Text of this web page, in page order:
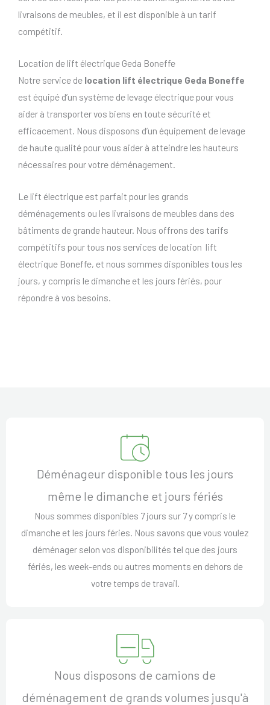
livraisons de meubles, et il est disponible à un tarif
compétitif.
Location de lift électrique Geda Boneffe
Notre service de location lift électrique Geda Boneffe
est équipé d’un système de levage électrique pour vous
aider à transporter vos biens en toute sécurité et
efficacement. Nous disposons d’un équipement de levage
de haute qualité pour vous aider à atteindre les hauteurs
nécessaires pour votre déménagement.
Le lift électrique est parfait pour les grands
déménagements ou les livraisons de meubles dans des
bâtiments de grande hauteur. Nous offrons des tarifs
compétitifs pour tous nos services de location lift
électrique Boneffe, et nous sommes disponibles tous les
jours, y compris le dimanche et les jours fériés, pour
répondre à vos besoins.
Déménageur disponible tous les jours
même le dimanche et jours fériés
Nous sommes disponibles 7 jours sur 7 y compris le
dimanche et les jours féries. Nous savons que vous voulez
déménager selon vos disponibilités tel que des jours
fériés, les week-ends ou autres moments en dehors de
votre temps de travail.
Nous disposons de camions de
déménagement de grands volumes jusqu'à